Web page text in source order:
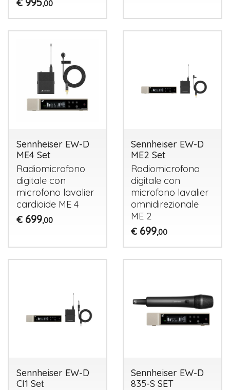
€
,00
Sennheiser EW-D
ME4 Set
Radiomicrofono
digitale con
microfono lavalier
cardioide ME 4
€ 699,00
Sennheiser EW-D
ME2 Set
Radiomicrofono
digitale con
microfono lavalier
omnidirezionale
ME 2
€ 699,00
Sennheiser EW-D
CI1 Set
Sennheiser EW-D
835-S SET